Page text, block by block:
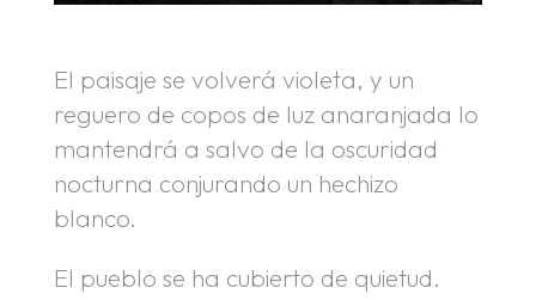
El paisaje se volverá violeta, y un
reguero de copos de luz anaranjada lo
mantendrá a salvo de la oscuridad
nocturna conjurando un hechizo
blanco.
El pueblo se ha cubierto de quietud.